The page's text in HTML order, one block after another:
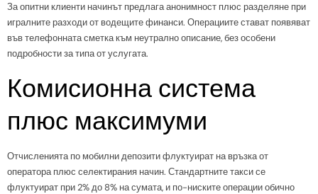
За опитни клиенти начинът предлага анонимност плюс разделяне при
игралните разходи от водещите финанси. Операциите стават появяват
във телефонната сметка към неутрално описание, без особени
подробности за типа от услугата.
Комисионна система
плюс максимуми
Отчисленията по мобилни депозити флуктуират на връзка от
оператора плюс селектирания начин. Стандартните такси се
флуктуират при 2% до 8% на сумата, и по-ниските операции обично